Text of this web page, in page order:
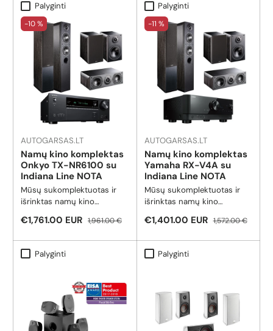
SIENINĖS
KOLONĖLĖS
NAMŲ GARSO
SISTEMOS
Palyginti
-10 %
AUTOGARSAS.LT
Namų kino komplektas
Onkyo TX-NR6100 su
Indiana Line NOTA
Mūsų sukomplektuotas ir
išrinktas namų kino
NR6100 su Indiana Line
Pardavimo kaina
€1,761.00 EUR Reguliari kaina
1,961.00 €
Palyginti
-11 %
AUTOGARSAS.LT
Namų kino komplektas
Yamaha RX-V4A su
Indiana Line NOTA
Mūsų sukomplektuotas ir
išrinktas namų kino
su Indiana Line NOTA serijos
Pardavimo kaina
€1,401.00 EUR Reguliari kaina
1,572.00 €
Palyginti Palyginti